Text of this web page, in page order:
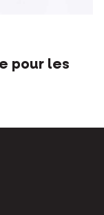
pour les